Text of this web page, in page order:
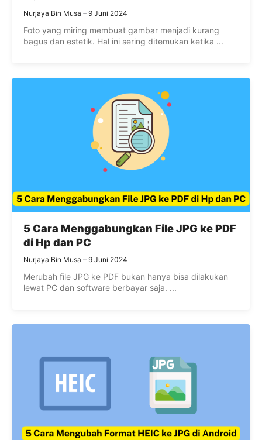
Nurjaya Bin Musa 9 Juni 2024
Foto yang miring membuat gambar menjadi kurang
bagus dan estetik. Hal ini sering ditemukan ketika ...
5 Cara Menggabungkan File JPG ke PDF
di Hp dan PC
Nurjaya Bin Musa 9 Juni 2024
Merubah file JPG ke PDF bukan hanya bisa dilakukan
lewat PC dan software berbayar saja. ...